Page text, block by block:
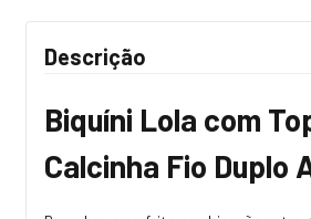
Descrição
Biquíni Lola com
Calcinha Fio Duplo